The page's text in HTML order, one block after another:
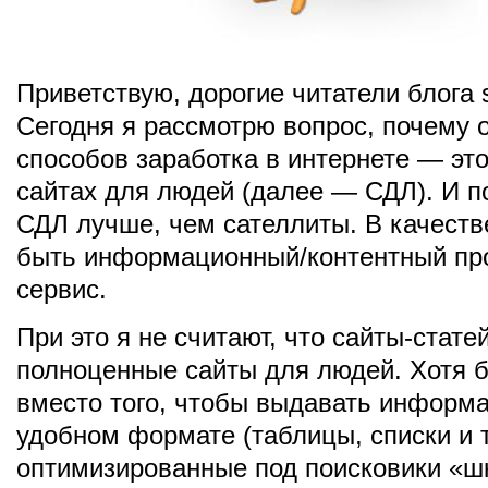
Приветствую, дорогие читатели блога
Сегодня я рассмотрю вопрос, почему
способов заработка в интернете —
сайтах для людей (далее — СДЛ). И
СДЛ лучше, чем сателлиты. В
быть информационный/контентный
сервис.
При это я не считают, что сайты-
полноценные сайты для людей. Хотя
вместо того, чтобы выдавать
удобном формате (таблицы, списки и
оптимизированные под поисковики